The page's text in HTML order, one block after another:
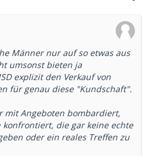
Männer nur auf so etwas aus
umsonst bieten ja
explizit den Verkauf von
für genau diese "Kundschaft".
mit Angeboten bombardiert,
die gar keine echte
oder ein reales Treffen zu